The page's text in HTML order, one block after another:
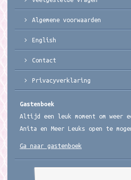
Algemene voorwaarden
English
Contact
Privacyverklaring
Gastenboek
Altijd een leuk moment om weer
Anita en Meer Leuks open te
Ga naar gastenboek